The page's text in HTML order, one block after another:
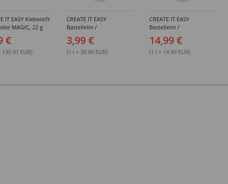
IT EASY Klebestift
MAGIC, 22 g
€
135.91 EUR)
CREATE IT EASY
Bastelleim /
Buchbinderleim, 100 ml
3,99 €
(1 l = 39.90 EUR)
CREATE IT EASY
Bastelleim /
Buchbinderleim, 1000 ml
14,99 €
(1 l = 14.99 EUR)